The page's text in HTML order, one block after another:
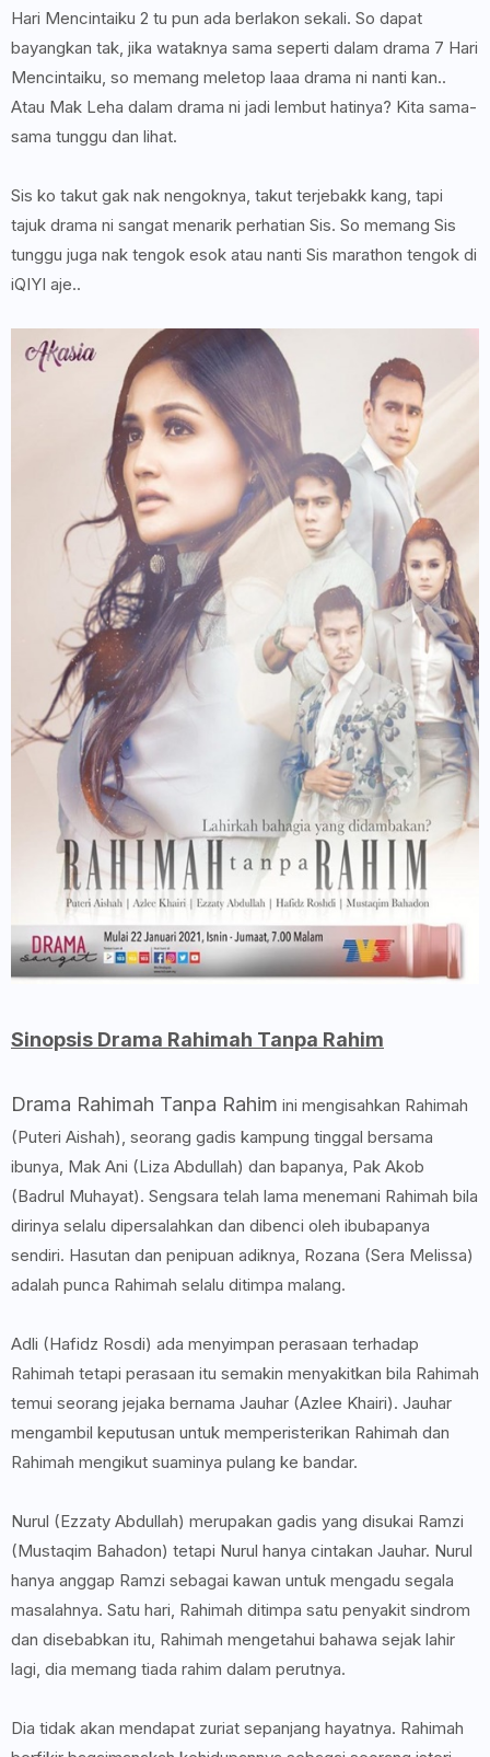
Hari Mencintaiku 2 tu pun ada berlakon sekali. So dapat
bayangkan tak, jika wataknya sama seperti dalam drama 7 Hari
Mencintaiku, so memang meletop laaa drama ni nanti kan..
Atau Mak Leha dalam drama ni jadi lembut hatinya? Kita sama-
sama tunggu dan lihat.
Sis ko takut gak nak nengoknya, takut terjebakk kang, tapi
tajuk drama ni sangat menarik perhatian Sis. So memang Sis
tunggu juga nak tengok esok atau nanti Sis marathon tengok di
iQIYI aje..
Sinopsis Drama Rahimah Tanpa Rahim
Drama Rahimah Tanpa Rahim ini mengisahkan Rahimah
(Puteri Aishah), seorang gadis kampung tinggal bersama
ibunya, Mak Ani (Liza Abdullah) dan bapanya, Pak Akob
(Badrul Muhayat). Sengsara telah lama menemani Rahimah bila
dirinya selalu dipersalahkan dan dibenci oleh ibubapanya
sendiri. Hasutan dan penipuan adiknya, Rozana (Sera Melissa)
adalah punca Rahimah selalu ditimpa malang.
Adli (Hafidz Rosdi) ada menyimpan perasaan terhadap
Rahimah tetapi perasaan itu semakin menyakitkan bila Rahimah
temui seorang jejaka bernama Jauhar (Azlee Khairi). Jauhar
mengambil keputusan untuk memperisterikan Rahimah dan
Rahimah mengikut suaminya pulang ke bandar.
Nurul (Ezzaty Abdullah) merupakan gadis yang disukai Ramzi
(Mustaqim Bahadon) tetapi Nurul hanya cintakan Jauhar. Nurul
hanya anggap Ramzi sebagai kawan untuk mengadu segala
masalahnya. Satu hari, Rahimah ditimpa satu penyakit sindrom
dan disebabkan itu, Rahimah mengetahui bahawa sejak lahir
lagi, dia memang tiada rahim dalam perutnya.
Dia tidak akan mendapat zuriat sepanjang hayatnya. Rahimah